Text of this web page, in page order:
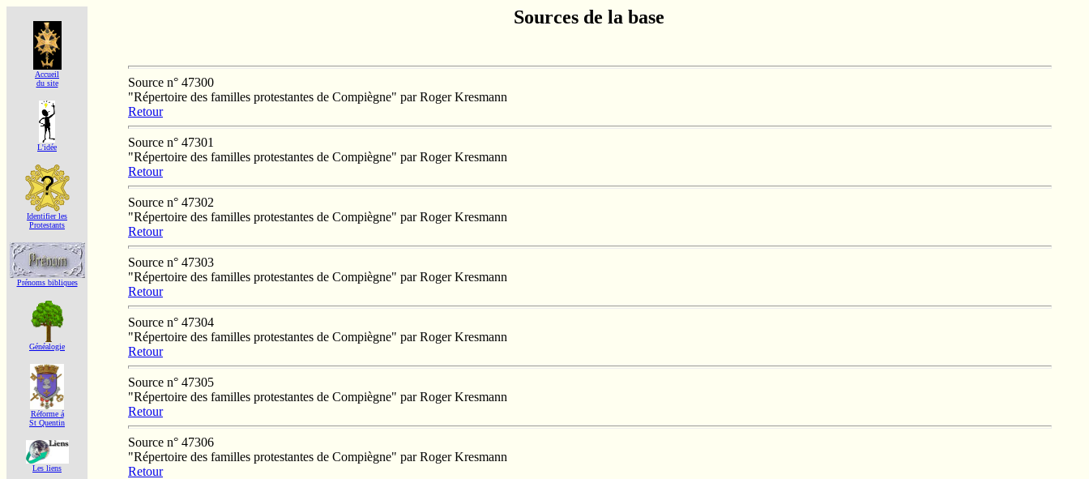
Accueil
du site
L'idée
Identifier les
Protestants
Prénoms bibliques
Généalogie
Réforme á
St Quentin
Les liens
Sources de la base
Source n° 47300
"Répertoire des familles protestantes de Compiègne" par Roger Kresmann
Retour
Source n° 47301
"Répertoire des familles protestantes de Compiègne" par Roger Kresmann
Retour
Source n° 47302
"Répertoire des familles protestantes de Compiègne" par Roger Kresmann
Retour
Source n° 47303
"Répertoire des familles protestantes de Compiègne" par Roger Kresmann
Retour
Source n° 47304
"Répertoire des familles protestantes de Compiègne" par Roger Kresmann
Retour
Source n° 47305
"Répertoire des familles protestantes de Compiègne" par Roger Kresmann
Retour
Source n° 47306
"Répertoire des familles protestantes de Compiègne" par Roger Kresmann
Retour